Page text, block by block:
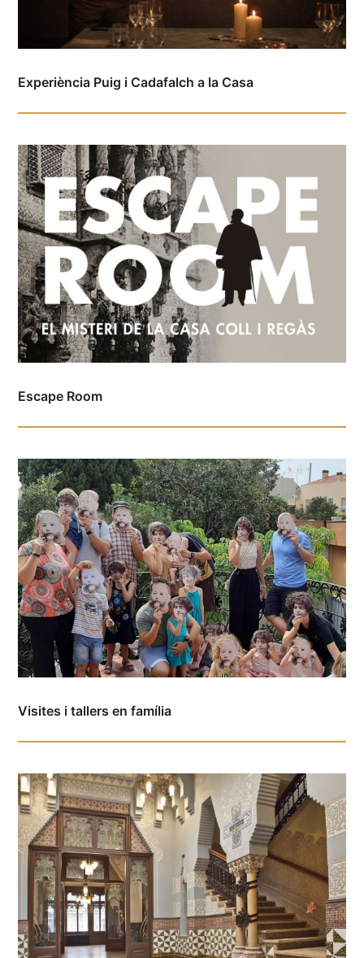
Experiència Puig i Cadafalch a la Casa
Escape Room
Visites i tallers en família